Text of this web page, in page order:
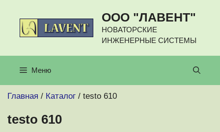
содержимому
ООО "ЛАВЕНТ"
НОВАТОРСКИЕ
ИНЖЕНЕРНЫЕ СИСТЕМЫ
Меню
Главная / Каталог / testo 610
testo 610